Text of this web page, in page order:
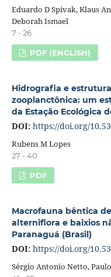
Eduardo D Spivak, Klaus
Deborah Ismael
7 - 26
PDF (ENGLISH)
Hidrografia e
zooplanctônica: um
da Estação Ecológica
DOI: https://doi.org/
Rubens M Lopes
27 - 40
PDF
Macrofauna bêntica
alterniflora e baixios
Paranaguá (Brasil)
DOI: https://doi.org/
Sérgio Antonio Netto,